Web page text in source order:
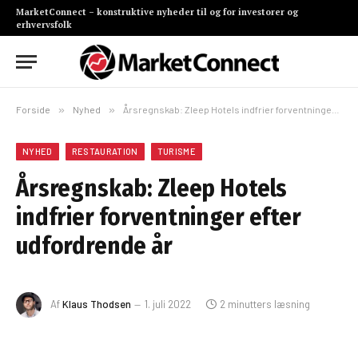
MarketConnect – konstruktive nyheder til og for investorer og
erhvervsfolk
Forside » Nyhed » Årsregnskab: Zleep Hotels indfrier forventninger efter udfordrende år
NYHED RESTAURATION TURISME
Årsregnskab: Zleep Hotels
indfrier forventninger efter
udfordrende år
AfKlaus Thodsen 1. juli 2022 2 minutters læsning